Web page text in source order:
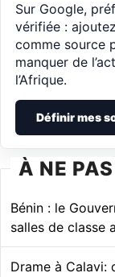
Sur Google,
vérifiée :
comme source
manquer de
l’Afrique.
Définir mes
À NE
Bénin : le
salles de classe
Drame à